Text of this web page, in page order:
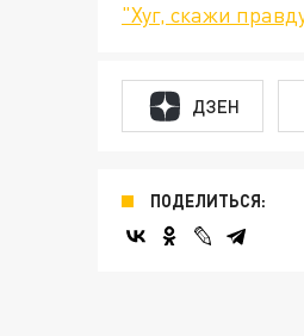
"Хуг, скажи
ДЗЕН
ПОДЕЛИТЬСЯ: